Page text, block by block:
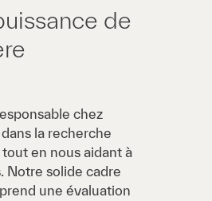
de
chez
la recherche
en nous aidant à
Notre solide cadre
une évaluation